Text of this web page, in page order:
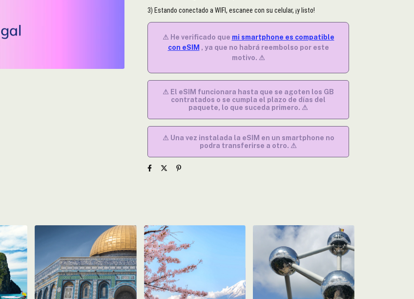
3) Estando conectado a WIFI, escanee con su celular, ¡y listo!
⚠ He verificado que mi smartphone es compatible
con eSIM , ya que no habrá reembolso por este
motivo. ⚠
⚠ El eSIM funcionara hasta que se agoten los GB
contratados o se cumpla el plazo de días del
paquete, lo que suceda primero. ⚠
⚠ Una vez instalada la eSIM en un smartphone no
podra transferirse a otro. ⚠